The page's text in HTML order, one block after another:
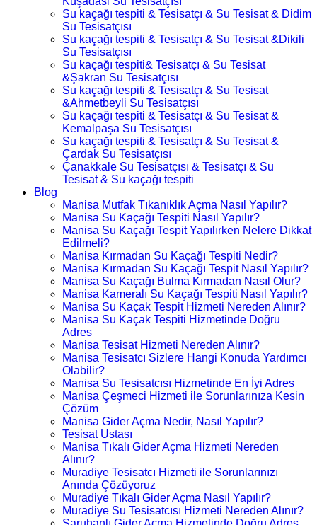
Su kaçağı tespiti & Tesisatçı & Su Tesisat & Didim
Su Tesisatçısı
Su kaçağı tespiti & Tesisatçı & Su Tesisat &Dikili
Su Tesisatçısı
Su kaçağı tespiti& Tesisatçı & Su Tesisat
&Şakran Su Tesisatçısı
Su kaçağı tespiti & Tesisatçı & Su Tesisat
&Ahmetbeyli Su Tesisatçısı
Su kaçağı tespiti & Tesisatçı & Su Tesisat &
Kemalpaşa Su Tesisatçısı
Su kaçağı tespiti & Tesisatçı & Su Tesisat &
Çardak Su Tesisatçısı
Çanakkale Su Tesisatçısı & Tesisatçı & Su
Tesisat & Su kaçağı tespiti
Blog
Manisa Mutfak Tıkanıklık Açma Nasıl Yapılır?
Manisa Su Kaçağı Tespiti Nasıl Yapılır?
Manisa Su Kaçağı Tespit Yapılırken Nelere Dikkat
Edilmeli?
Manisa Kırmadan Su Kaçağı Tespiti Nedir?
Manisa Kırmadan Su Kaçağı Tespit Nasıl Yapılır?
Manisa Su Kaçağı Bulma Kırmadan Nasıl Olur?
Manisa Kameralı Su Kaçağı Tespiti Nasıl Yapılır?
Manisa Su Kaçak Tespit Hizmeti Nereden Alınır?
Manisa Su Kaçak Tespiti Hizmetinde Doğru
Adres
Manisa Tesisat Hizmeti Nereden Alınır?
Manisa Tesisatcı Sizlere Hangi Konuda Yardımcı
Olabilir?
Manisa Su Tesisatcısı Hizmetinde En İyi Adres
Manisa Çeşmeci Hizmeti ile Sorunlarınıza Kesin
Çözüm
Manisa Gider Açma Nedir, Nasıl Yapılır?
Tesisat Ustası
Manisa Tıkalı Gider Açma Hizmeti Nereden
Alınır?
Muradiye Tesisatcı Hizmeti ile Sorunlarınızı
Anında Çözüyoruz
Muradiye Tıkalı Gider Açma Nasıl Yapılır?
Muradiye Su Tesisatcısı Hizmeti Nereden Alınır?